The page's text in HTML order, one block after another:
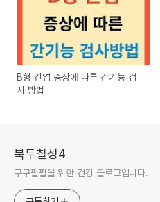
B형 간염 증상에 따른 간기능 검
사 방법
북두칠성4
구구팔팔을 위한 건강 블로그입니다.